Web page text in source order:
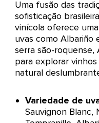
Uma fusão das
sofisticação
vinícola oferece
uvas como Albariño
serra são-roquense,
para explorar
natural
Variedade de
Sauvignon Blanc,